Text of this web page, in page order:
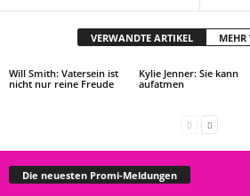
VERWANDTE ARTIKEL
Will Smith: Vatersein ist
nicht nur reine Freude
Kylie Jenner: Sie kann
aufatmen
Die neuesten Promi-Meldungen